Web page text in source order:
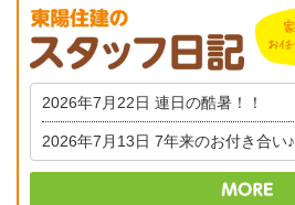
2026年7月22日 連日の酷暑！！
2026年7月13日 7年来のお付き合い♪